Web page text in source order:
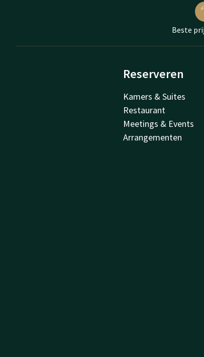
Beste
Reserveren
Kamers & Suites
Restaurant
Meetings & Events
Arrangementen